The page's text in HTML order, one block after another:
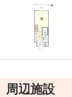
周辺施設